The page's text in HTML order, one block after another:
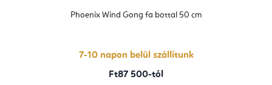
Phoenix Wind Gong fa bottal 50 cm
7-10 napon belül szállítunk
Ft87 500-tól